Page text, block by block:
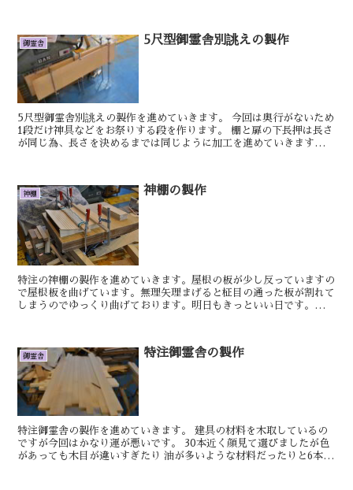
御霊舎 5尺型御霊舎別誂えの製作
5尺型御霊舎別誂えの製作を進めていきます。 今回は奥行がないため
1段だけ神具などをお祭りする段を作ります。 棚と扉の下長押は長さ
が同じ為、長さを決めるまでは同じように加工を進めていきます。
神棚 神棚の製作
特注の神棚の製作を進めていきます。屋根の板が少し反っていますの
で屋根板を曲げています。無理矢理まげると柾目の通った板が割れて
しまうのでゆっくり曲げております。明日もきっといい日です。けん
御霊舎 特注御霊舎の製作
特注御霊舎の製作を進めていきます。 建具の材料を木取しているの
ですが今回はかなり運が悪いです。 30本近く顔見て選びましたが色
があっても木目が違いすぎたり 油が多いような材料だったりと6本似